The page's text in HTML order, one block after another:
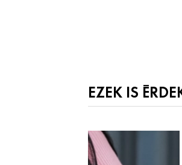
EZEK IS